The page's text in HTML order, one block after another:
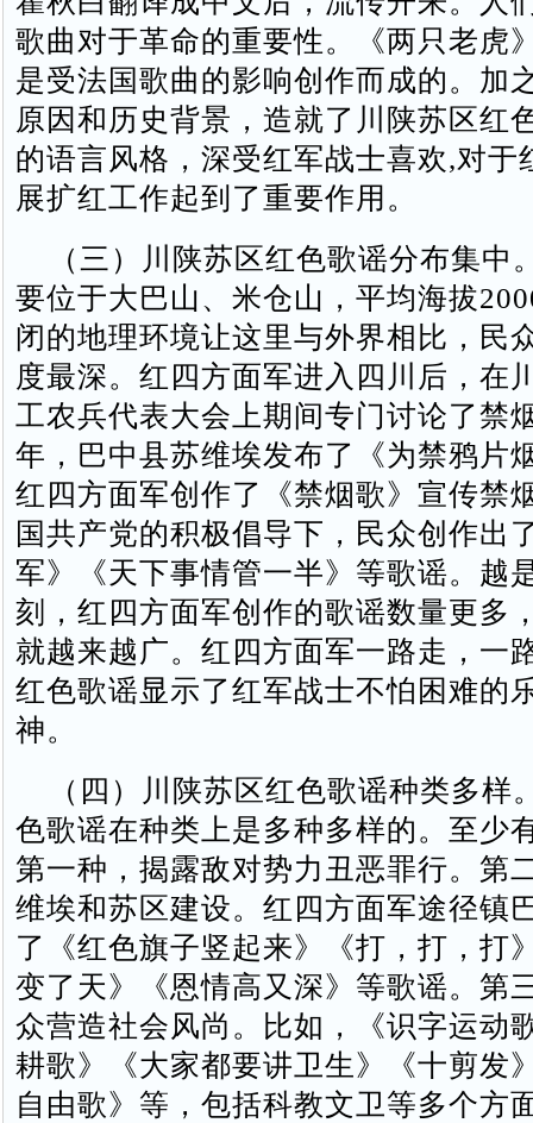
歌曲对于革命的重要性。《两只老虎
是受法国歌曲的影响创作而成的。加
原因和历史背景，造就了川陕苏区红
的语言风格，深受红军战士喜欢,对于
展扩红工作起到了重要作用。
（三）川陕苏区红色歌谣分布集中
要位于大巴山、米仓山，平均海拔
闭的地理环境让这里与外界相比，民
度最深。红四方面军进入四川后，在
工农兵代表大会上期间专门讨论了禁
年，巴中县苏维埃发布了《为禁鸦片
红四方面军创作了《禁烟歌》宣传禁
国共产党的积极倡导下，民众创作出
军》《天下事情管一半》等歌谣。越
刻，红四方面军创作的歌谣数量更多
就越来越广。红四方面军一路走，一
红色歌谣显示了红军战士不怕困难的
神。
（四）川陕苏区红色歌谣种类多样
色歌谣在种类上是多种多样的。至少
第一种，揭露敌对势力丑恶罪行。第
维埃和苏区建设。红四方面军途径镇
了《红色旗子竖起来》《打，打，打
变了天》《恩情高又深》等歌谣。第
众营造社会风尚。比如，《识字运动
耕歌》《大家都要讲卫生》《十剪发
自由歌》等，包括科教文卫等多个方